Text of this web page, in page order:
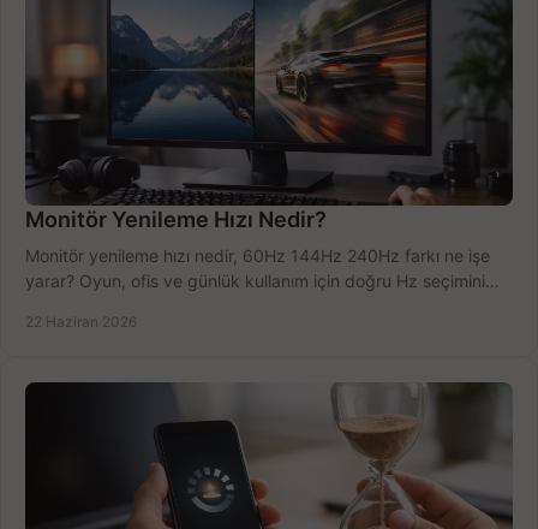
Monitör Yenileme Hızı Nedir?
Monitör yenileme hızı nedir, 60Hz 144Hz 240Hz farkı ne işe
yarar? Oyun, ofis ve günlük kullanım için doğru Hz seçimini
22 Haziran 2026